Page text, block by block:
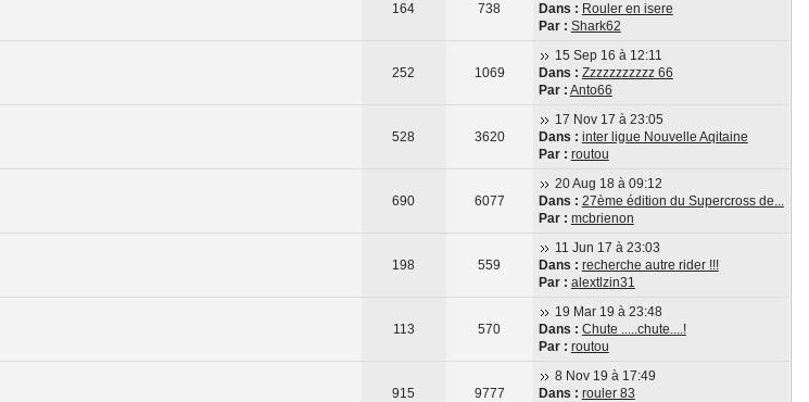
164 738
Dans : Rouler en isere
Par : Shark62
252 1069
15 Sep 16 à 12:11
Dans : Zzzzzzzzzzz 66
Par : Anto66
528 3620
17 Nov 17 à 23:05
Dans : inter ligue Nouvelle Aqitaine
Par : routou
690 6077
20 Aug 18 à 09:12
Dans : 27ème édition du Supercross de...
Par : mcbrienon
198 559
11 Jun 17 à 23:03
Dans : recherche autre rider !!!
Par : alextlzin31
113 570
19 Mar 19 à 23:48
Dans : Chute .....chute....!
Par : routou
915 9777
8 Nov 19 à 17:49
Dans : rouler 83